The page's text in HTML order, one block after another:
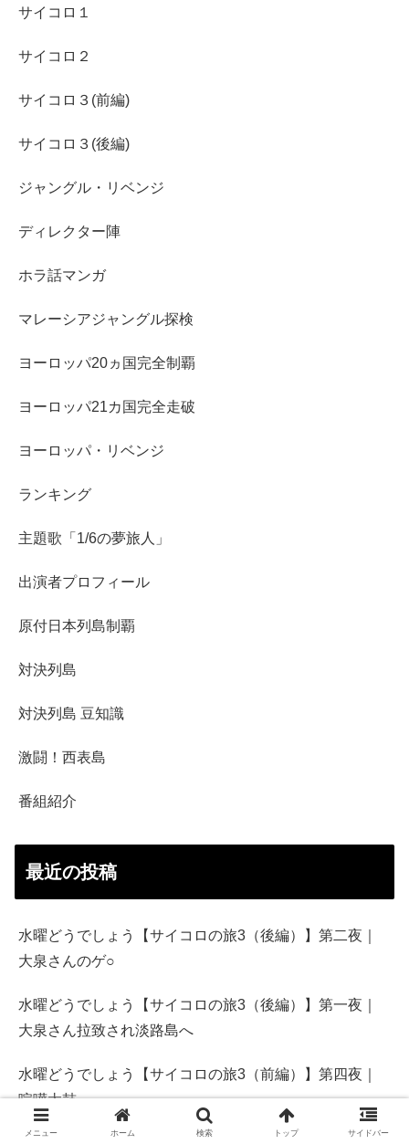
サイコロ１
サイコロ２
サイコロ３(前編)
サイコロ３(後編)
ジャングル・リベンジ
ディレクター陣
ホラ話マンガ
マレーシアジャングル探検
ヨーロッパ20ヵ国完全制覇
ヨーロッパ21カ国完全走破
ヨーロッパ・リベンジ
ランキング
主題歌「1/6の夢旅人」
出演者プロフィール
原付日本列島制覇
対決列島
対決列島 豆知識
激闘！西表島
番組紹介
最近の投稿
水曜どうでしょう【サイコロの旅3（後編）】第二夜｜
大泉さんのゲ○
水曜どうでしょう【サイコロの旅3（後編）】第一夜｜
大泉さん拉致され淡路島へ
水曜どうでしょう【サイコロの旅3（前編）】第四夜｜
喧嘩太鼓
メニュー ホーム 検索 トップ サイドバー